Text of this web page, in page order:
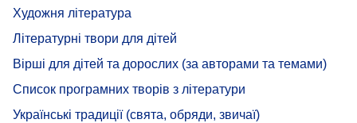
Художня література
Літературні твори для дітей
Вірші для дітей та дорослих (за авторами та темами)
Список програмних творів з літератури
Українські традиції (свята, обряди, звичаї)